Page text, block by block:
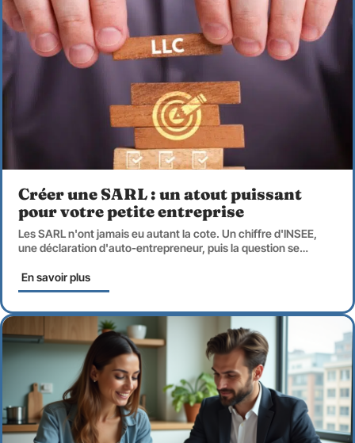
Créer une SARL : un atout puissant
pour votre petite entreprise
Les SARL n'ont jamais eu autant la cote. Un chiffre d'INSEE,
une déclaration d'auto-entrepreneur, puis la question se…
En savoir plus